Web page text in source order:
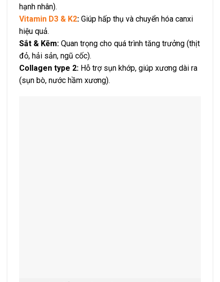
hạnh nhân).
Vitamin D3 & K2: Giúp hấp thụ và chuyển hóa canxi
hiệu quả.
Sắt & Kẽm: Quan trọng cho quá trình tăng trưởng (thịt
đỏ, hải sản, ngũ cốc).
Collagen type 2: Hỗ trợ sụn khớp, giúp xương dài ra
(sụn bò, nước hầm xương).